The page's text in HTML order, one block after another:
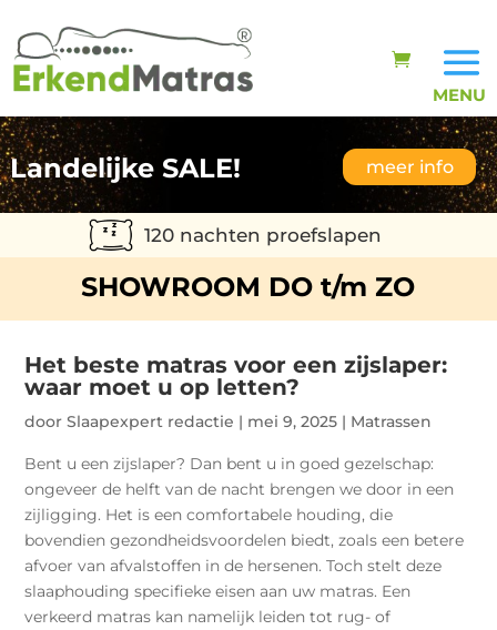
Landelijke SALE! meer info
120 nachten proefslapen
SHOWROOM DO t/m ZO
Het beste matras voor een zijslaper:
waar moet u op letten?
doorSlaapexpert redactie | mei 9, 2025 | Matrassen
Bent u een zijslaper? Dan bent u in goed gezelschap:
ongeveer de helft van de nacht brengen we door in een
zijligging. Het is een comfortabele houding, die
bovendien gezondheidsvoordelen biedt, zoals een betere
afvoer van afvalstoffen in de hersenen. Toch stelt deze
slaaphouding specifieke eisen aan uw matras. Een
verkeerd matras kan namelijk leiden tot rug- of